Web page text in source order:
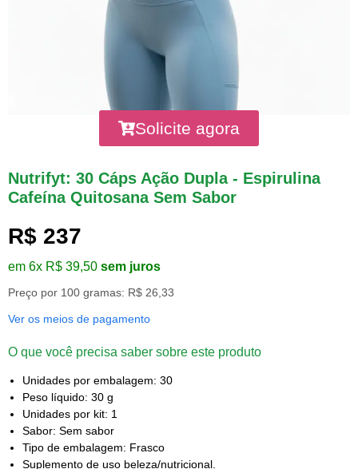
Solicite agora
Nutrifyt: 30 Cáps Ação Dupla - Espirulina
Cafeína Quitosana Sem Sabor
R$ 237
em 6x R$ 39,50 sem juros
Preço por 100 gramas: R$ 26,33
Ver os meios de pagamento
O que você precisa saber sobre este produto
Unidades por embalagem: 30
Peso líquido: 30 g
Unidades por kit: 1
Sabor: Sem sabor
Tipo de embalagem: Frasco
Suplemento de uso beleza/nutricional.